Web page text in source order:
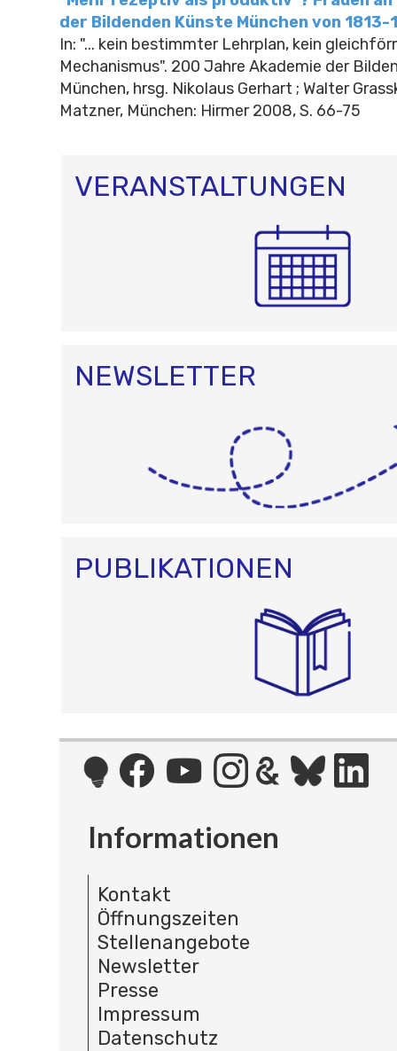
der Bildenden Künste München von 1813-
In: "... kein bestimmter Lehrplan, kein
Mechanismus". 200 Jahre Akademie der
München, hrsg. Nikolaus Gerhart ; Walter
Matzner, München: Hirmer 2008, S. 66-75
VERANSTALTUNGEN
NEWSLETTER
PUBLIKATIONEN
Informationen
Kontakt
Öffnungszeiten
Stellenangebote
Newsletter
Presse
Impressum
Datenschutz